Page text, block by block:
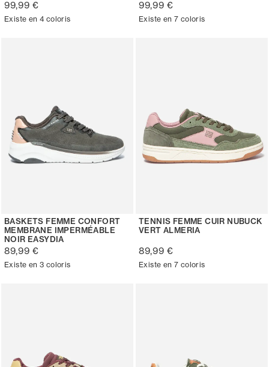
99,99 €
Existe en 4 coloris
99,99 €
Existe en 7 coloris
BASKETS FEMME CONFORT
MEMBRANE IMPERMÉABLE
NOIR EASYDIA
89,99 €
Existe en 3 coloris
TENNIS FEMME CUIR NUBUCK
VERT ALMERIA
89,99 €
Existe en 7 coloris